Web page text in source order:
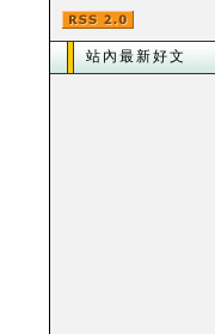
站內最新好文